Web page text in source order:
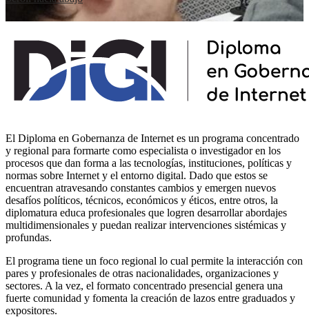
El Diploma en Gobernanza de Internet es un programa concentrado
y regional para formarte como especialista o investigador en los
procesos que dan forma a las tecnologías, instituciones, políticas y
normas sobre Internet y el entorno digital. Dado que estos se
encuentran atravesando constantes cambios y emergen nuevos
desafíos políticos, técnicos, económicos y éticos, entre otros, la
diplomatura educa profesionales que logren desarrollar abordajes
multidimensionales y puedan realizar intervenciones sistémicas y
profundas.
El programa tiene un foco regional lo cual permite la interacción con
pares y profesionales de otras nacionalidades, organizaciones y
sectores. A la vez, el formato concentrado presencial genera una
fuerte comunidad y fomenta la creación de lazos entre graduados y
expositores.